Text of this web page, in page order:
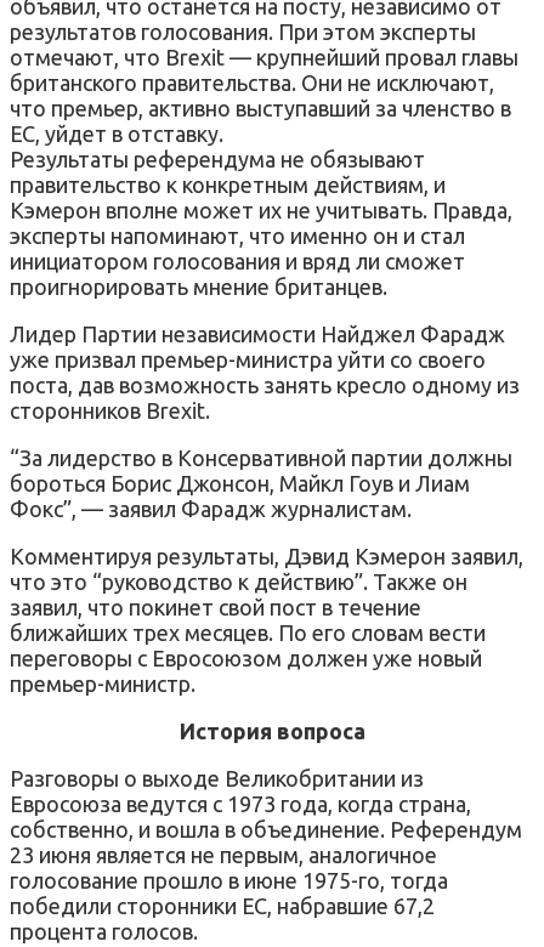
объявил, что останется на посту, независимо от
результатов голосования. При этом эксперты
отмечают, что Brexit — крупнейший провал главы
британского правительства. Они не исключают,
что премьер, активно выступавший за членство в
ЕС, уйдет в отставку.
Результаты референдума не обязывают
правительство к конкретным действиям, и
Кэмерон вполне может их не учитывать. Правда,
эксперты напоминают, что именно он и стал
инициатором голосования и вряд ли сможет
проигнорировать мнение британцев.
Лидер Партии независимости Найджел Фарадж
уже призвал премьер-министра уйти со своего
поста, дав возможность занять кресло одному из
сторонников Brexit.
“За лидерство в Консервативной партии должны
бороться Борис Джонсон, Майкл Гоув и Лиам
Фокс”, — заявил Фарадж журналистам.
Комментируя результаты, Дэвид Кэмерон заявил,
что это “руководство к действию”. Также он
заявил, что покинет свой пост в течение
ближайших трех месяцев. По его словам вести
переговоры с Евросоюзом должен уже новый
премьер-министр.
История вопроса
Разговоры о выходе Великобритании из
Евросоюза ведутся с 1973 года, когда страна,
собственно, и вошла в объединение. Референдум
23 июня является не первым, аналогичное
голосование прошло в июне 1975-го, тогда
победили сторонники ЕС, набравшие 67,2
процента голосов.